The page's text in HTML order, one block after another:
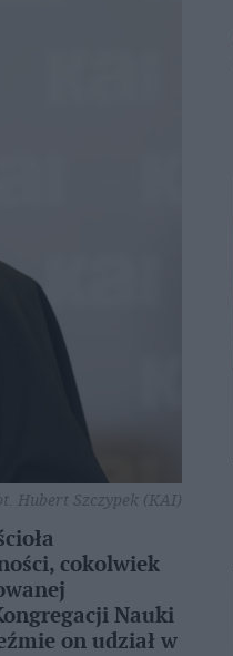
Hubert Szczypek (KAI)
cokolwiek
Nauki
on udział w